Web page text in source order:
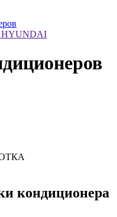
HYUNDAI
кондиционера